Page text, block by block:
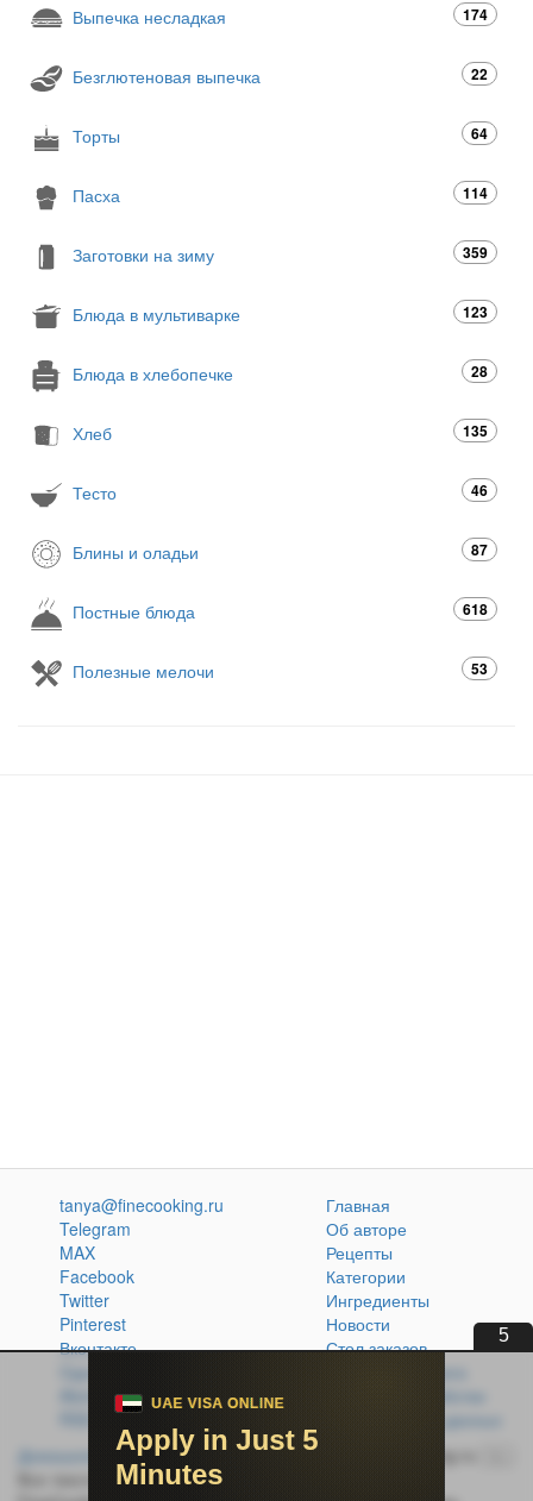
Выпечка несладкая 174
Безглютеновая выпечка 22
Торты 64
Пасха 114
Заготовки на зиму 359
Блюда в мультиварке 123
Блюда в хлебопечке 28
Хлеб 135
Тесто 46
Блины и оладьи 87
Постные блюда 618
Полезные мелочи 53
5
tanya@finecooking.ru
Telegram
MAX
Facebook
Twitter
Pinterest
Вконтакте
Одноклассники
Главная
Об авторе
Рецепты
Категории
Ингредиенты
Новости
Стол заказов
Кулинарная книга
Политика обработки
персональных данных
Домашняя кухня без проблем© 2014-2026 FineCooking.ru
Все тексты и фотографии, опубликованные на сайте